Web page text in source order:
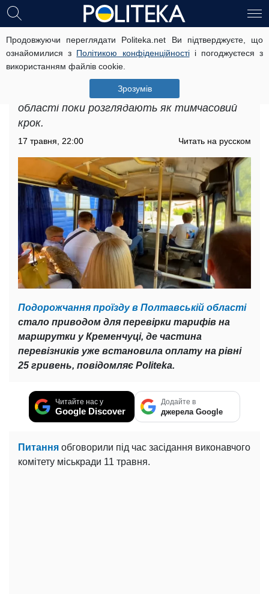
Продовжуючи переглядати Politeka.net Ви підтверджуєте, що
ознайомилися з Політикою конфіденційностіі погоджуєтеся з
використанням файлів cookie.
Зрозумів
Подорожчання проїзду в
Полтавській області: на пасажирів
може чекати сюрприз
Подорожчання проїзду в Полтавській
області поки розглядають як тимчасовий
крок.
17 травня, 22:00 Читать на русском
Подорожчання проїзду в Полтавській області
стало приводом для перевірки тарифів на
маршрутки у Кременчуці, де частина
перевізників уже встановила оплату на рівні
25 гривень, повідомляє Politeka.
Читайте нас у
Google Discover
Додайте в
джерела Google
Питання обговорили під час засідання виконавчого
комітету міськради 11 травня.